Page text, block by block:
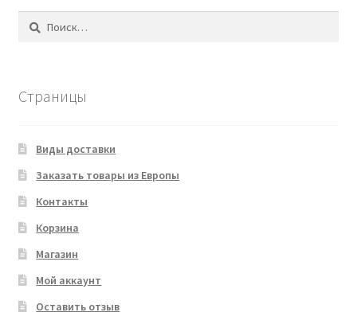
Найти:
Страницы
Виды доставки
Заказать товары из Европы
Контакты
Корзина
Магазин
Мой аккаунт
Оставить отзыв